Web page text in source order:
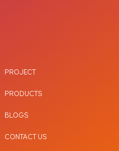
PROJECT
PRODUCTS
BLOGS
CONTACT US